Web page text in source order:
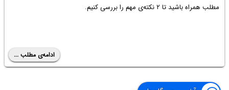
مطلب همراه باشید تا ۲ نکته‌ی مهم را بررسی کنیم.
ادامه‌ی مطلب ...